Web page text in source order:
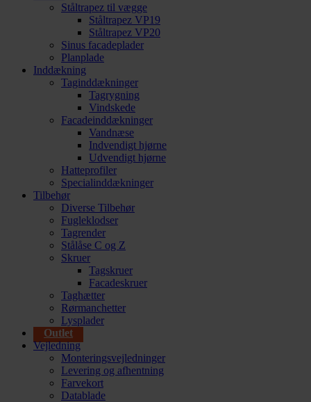
Ståltrapez til vægge
Ståltrapez VP19
Ståltrapez VP20
Sinus facadeplader
Planplade
Inddækning
Taginddækninger
Tagrygning
Vindskede
Facadeinddækninger
Vandnæse
Indvendigt hjørne
Udvendigt hjørne
Hatteprofiler
Specialinddækninger
Tilbehør
Diverse Tilbehør
Fugleklodser
Tagrender
Stålåse C og Z
Skruer
Tagskruer
Facadeskruer
Taghætter
Rørmanchetter
Lysplader
Outlet
Vejledning
Monteringsvejledninger
Levering og afhentning
Farvekort
Datablade